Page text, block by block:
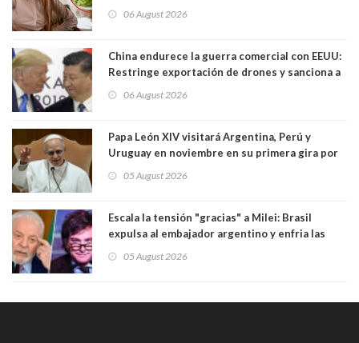
06 August 2026
China endurece la guerra comercial con EEUU:
Restringe exportación de drones y sanciona a
06 August 2026
Papa León XIV visitará Argentina, Perú y
Uruguay en noviembre en su primera gira por
05 August 2026
Escala la tensión "gracias" a Milei: Brasil
expulsa al embajador argentino y enfria las
trasandino
05 August 2026